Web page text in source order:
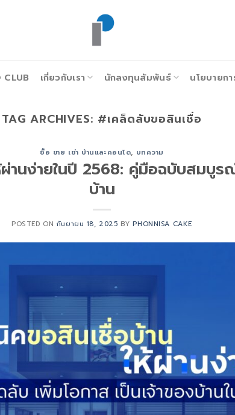
CLUB เกี่ยวกับเรา นักลงทุนสัมพันธ์ นโยบายก
TAG ARCHIVES: #เคล็ดลับขอสินเชื่อ
ซื้อ ขาย เช่า บ้านและคอนโด, บทความ
ผ่านง่ายในปี 2568: คู่มือฉบับสมบู
บ้าน
POSTED ON กันยายน 18, 2025 BYPHONNISA CAKE